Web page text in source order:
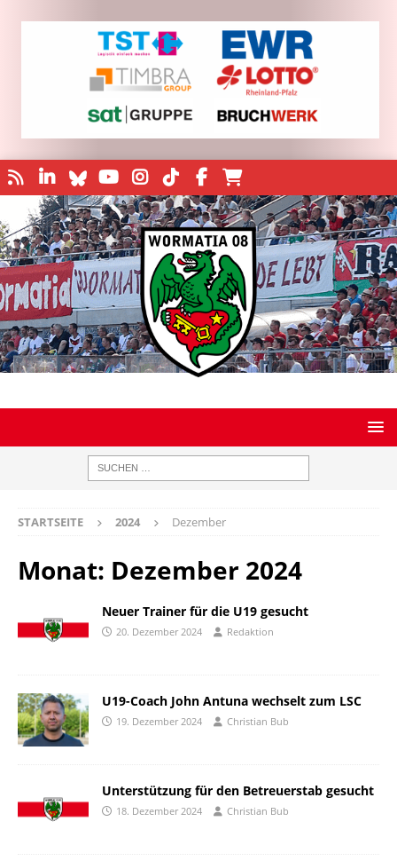
STARTSEITE 2024 Dezember
Monat: Dezember 2024
Neuer Trainer für die U19 gesucht
20. Dezember 2024 Redaktion
U19-Coach John Antuna wechselt zum LSC
19. Dezember 2024 Christian Bub
Unterstützung für den Betreuerstab gesucht
18. Dezember 2024 Christian Bub